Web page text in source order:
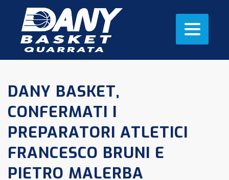
DANY BASKET,
CONFERMATI I
PREPARATORI ATLETICI
FRANCESCO BRUNI E
PIETRO MALERBA